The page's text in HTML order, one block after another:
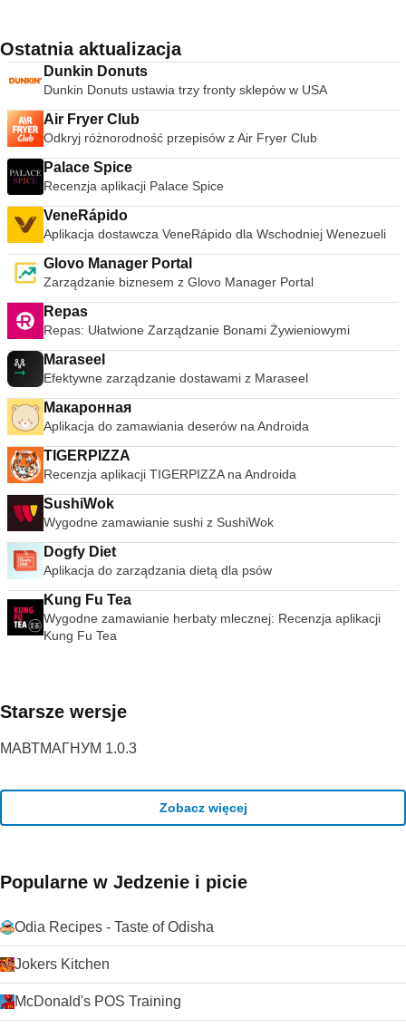
Ostatnia aktualizacja
Dunkin Donuts
Dunkin Donuts ustawia trzy fronty sklepów w USA
Air Fryer Club
Odkryj różnorodność przepisów z Air Fryer Club
Palace Spice
Recenzja aplikacji Palace Spice
VeneRápido
Aplikacja dostawcza VeneRápido dla Wschodniej Wenezueli
Glovo Manager Portal
Zarządzanie biznesem z Glovo Manager Portal
Repas
Repas: Ułatwione Zarządzanie Bonami Żywieniowymi
Maraseel
Efektywne zarządzanie dostawami z Maraseel
Макаронная
Aplikacja do zamawiania deserów na Androida
TIGERPIZZA
Recenzja aplikacji TIGERPIZZA na Androida
SushiWok
Wygodne zamawianie sushi z SushiWok
Dogfy Diet
Aplikacja do zarządzania dietą dla psów
Kung Fu Tea
Wygodne zamawianie herbaty mlecznej: Recenzja aplikacji
Kung Fu Tea
Starsze wersje
МАВТМАГНУМ 1.0.3
Zobacz więcej
Popularne w Jedzenie i picie
Odia Recipes - Taste of Odisha
Jokers Kitchen
McDonald's POS Training